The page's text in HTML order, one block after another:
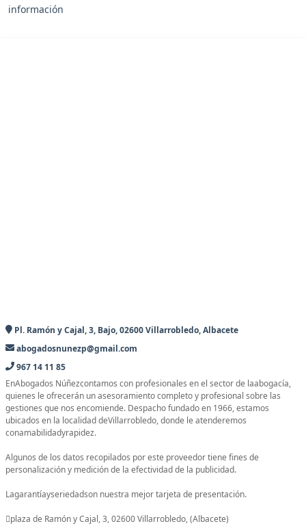
información
Pl. Ramón y Cajal, 3, Bajo, 02600 Villarrobledo, Albacete
abogadosnunezp@gmail.com
967 14 11 85
EnAbogados Núñezcontamos con profesionales en el sector de laabogacía,
quienes le ofrecerán un asesoramiento completo y profesional sobre las
gestiones que nos encomiende. Despacho fundado en 1966, estamos
ubicados en la localidad deVillarrobledo, donde le atenderemos
conamabilidadyrapidez.
Algunos de los datos recopilados por este proveedor tiene fines de
personalización y medición de la efectividad de la publicidad.
Lagarantíayseriedadson nuestra mejor tarjeta de presentación.
plaza de Ramón y Cajal, 3, 02600 Villarrobledo, (Albacete)